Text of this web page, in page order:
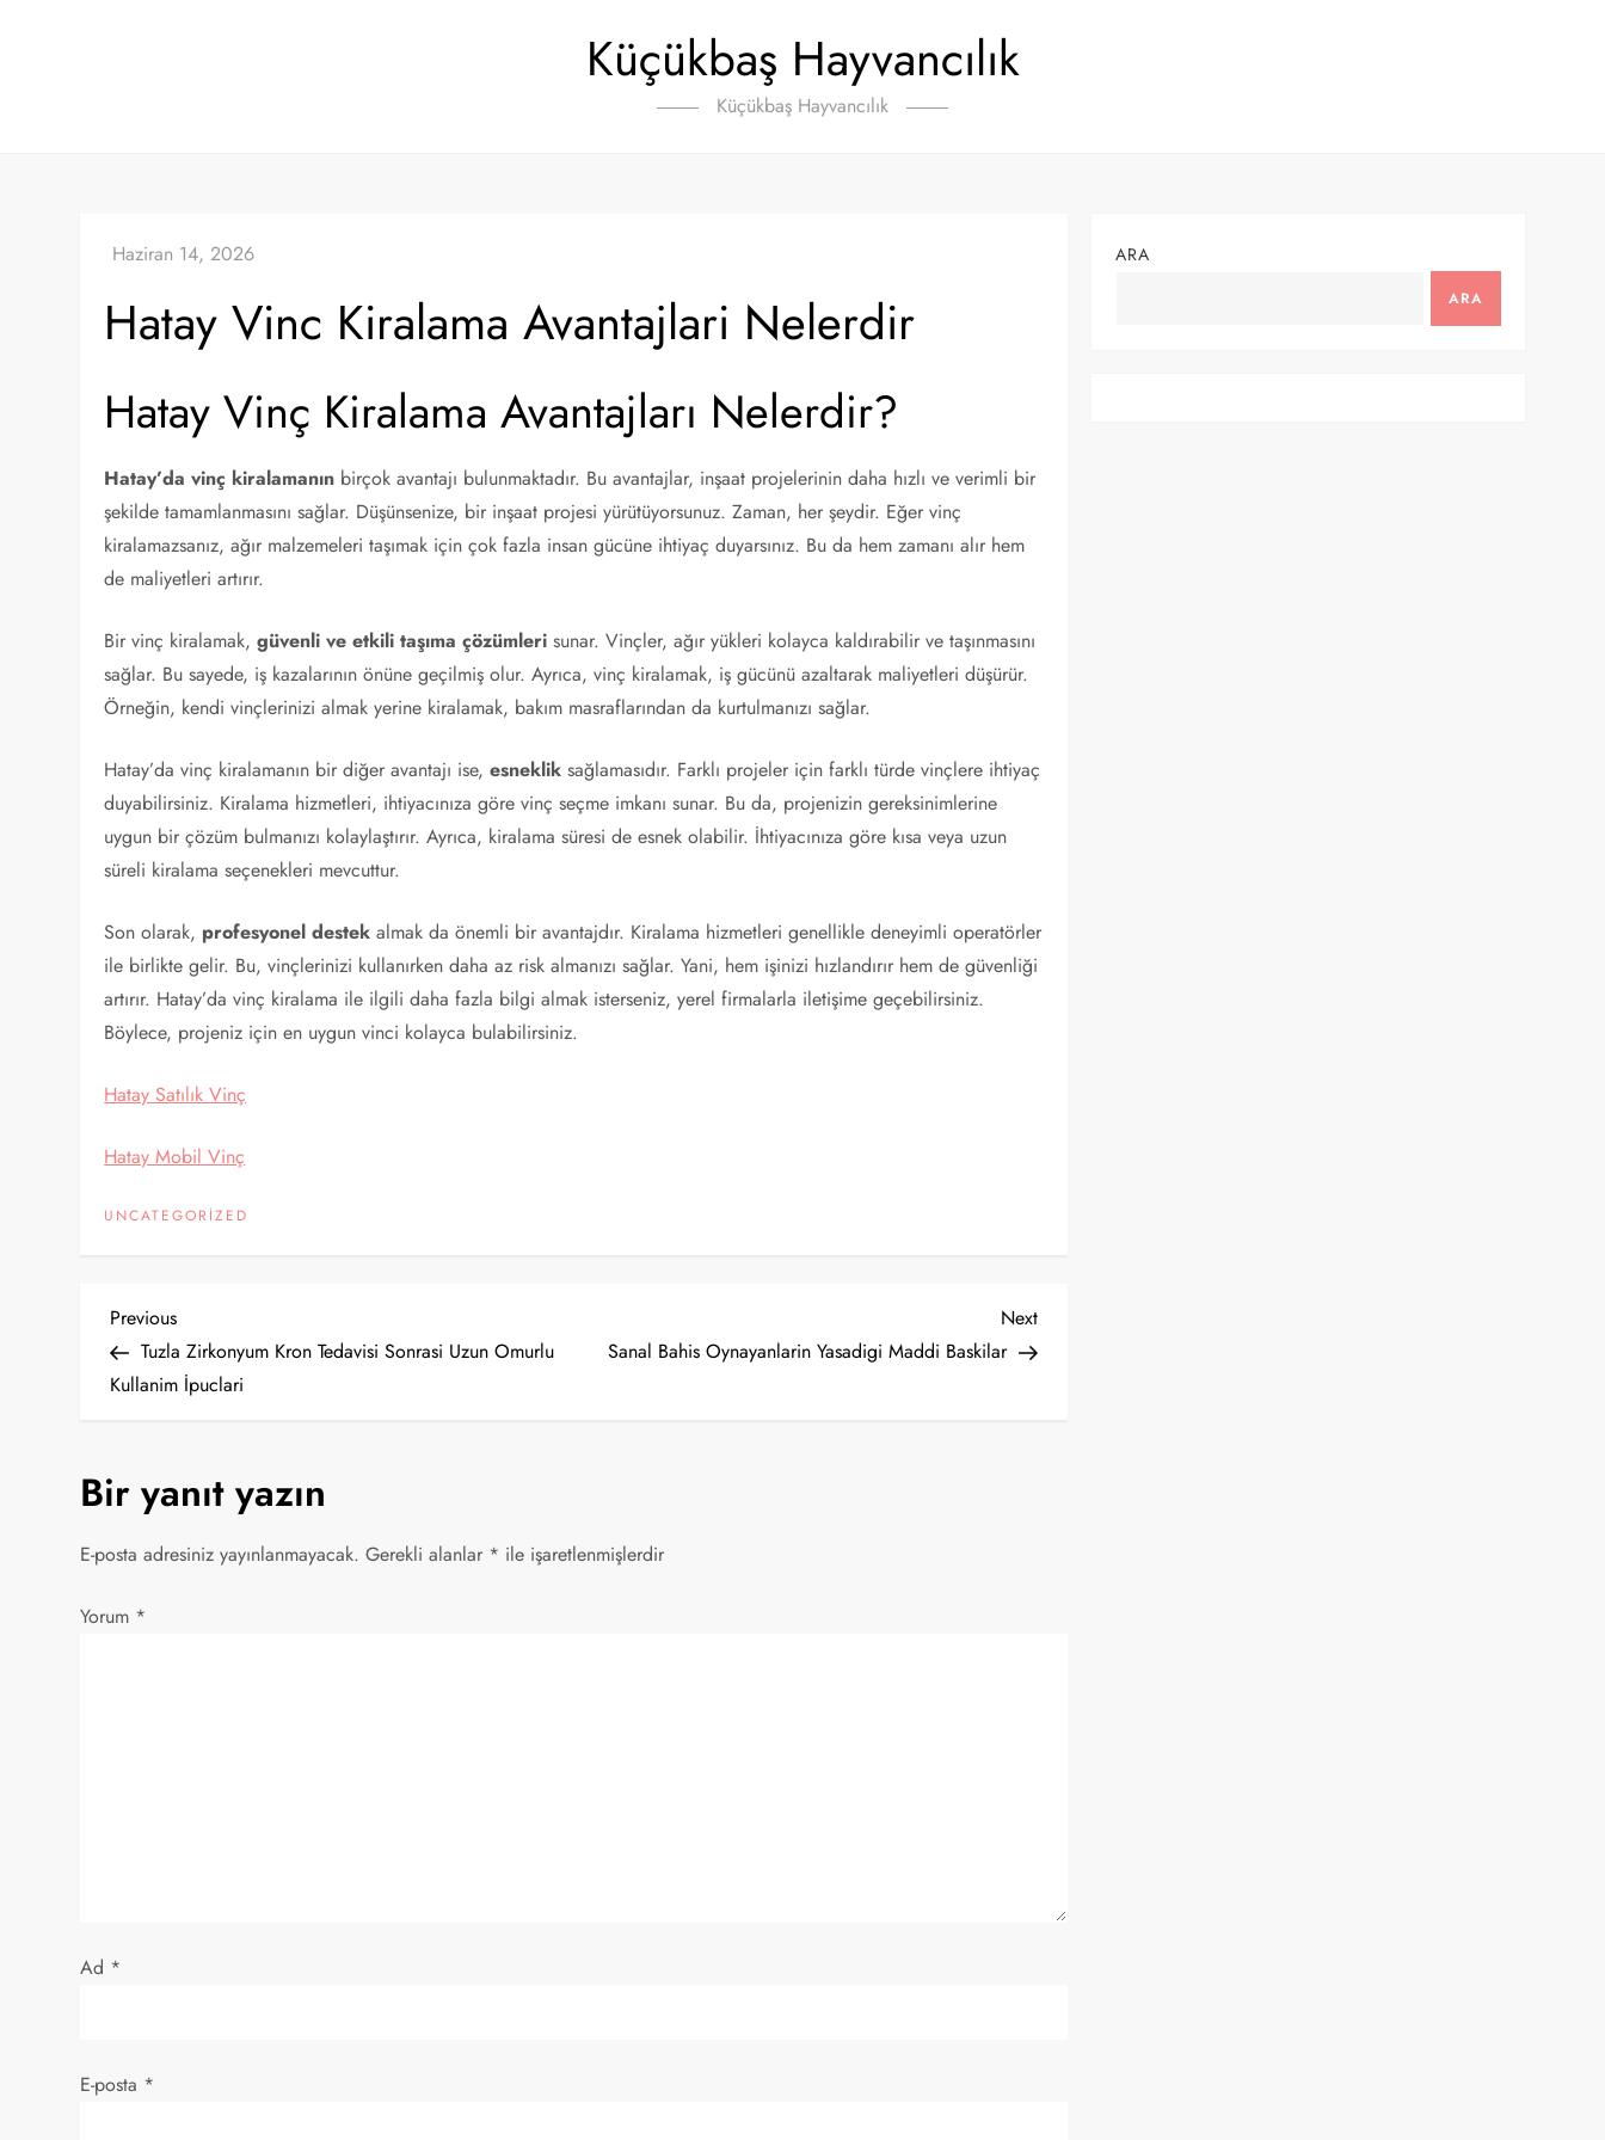
Küçükbaş Hayvancılık
Küçükbaş Hayvancılık
Hatay Vinc Kiralama Avantajlari Nelerdir
Hatay Vinç Kiralama Avantajları Nelerdir?
Hatay’da vinç kiralamanın birçok avantajı bulunmaktadır. Bu avantajlar, inşaat projelerinin daha hızlı ve verimli bir
şekilde tamamlanmasını sağlar. Düşünsenize, bir inşaat projesi yürütüyorsunuz. Zaman, her şeydir. Eğer vinç
kiralamazsanız, ağır malzemeleri taşımak için çok fazla insan gücüne ihtiyaç duyarsınız. Bu da hem zamanı alır hem
de maliyetleri artırır.
Bir vinç kiralamak,güvenli ve etkili taşıma çözümleri sunar. Vinçler, ağır yükleri kolayca kaldırabilir ve taşınmasını
sağlar. Bu sayede, iş kazalarının önüne geçilmiş olur. Ayrıca, vinç kiralamak, iş gücünü azaltarak maliyetleri düşürür.
Örneğin, kendi vinçlerinizi almak yerine kiralamak, bakım masraflarından da kurtulmanızı sağlar.
Hatay’da vinç kiralamanın bir diğer avantajı ise,esneklik sağlamasıdır. Farklı projeler için farklı türde vinçlere ihtiyaç
duyabilirsiniz. Kiralama hizmetleri, ihtiyacınıza göre vinç seçme imkanı sunar. Bu da, projenizin gereksinimlerine
uygun bir çözüm bulmanızı kolaylaştırır. Ayrıca, kiralama süresi de esnek olabilir. İhtiyacınıza göre kısa veya uzun
süreli kiralama seçenekleri mevcuttur.
Son olarak, profesyonel destek almak da önemli bir avantajdır. Kiralama hizmetleri genellikle deneyimli operatörler
ile birlikte gelir. Bu, vinçlerinizi kullanırken daha az risk almanızı sağlar. Yani, hem işinizi hızlandırır hem de güvenliği
artırır. Hatay’da vinç kiralama ile ilgili daha fazla bilgi almak isterseniz, yerel firmalarla iletişime geçebilirsiniz.
Böylece, projeniz için en uygun vinci kolayca bulabilirsiniz.
Hatay Satılık Vinç
Hatay Mobil Vinç
UNCATEGORIZED
Y
a
ı
g
e
s
Previous
Post
Previous
Tuzla Zirkonyum Kron Tedavisi Sonrasi Uzun Omurlu
Kullanim İpuclari
Next
Post
Next
Sanal Bahis Oynayanlarin Yasadigi Maddi Baskilar
Bir yanıt yazın
E-posta adresiniz yayınlanmayacak. Gerekli alanlar * ile işaretlenmişlerdir
Yorum *
Ad *
E-posta *
ARA
ARA